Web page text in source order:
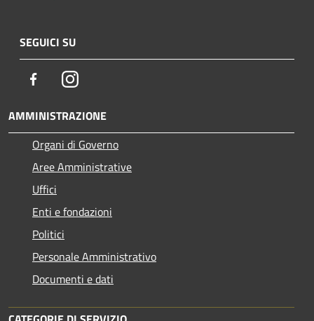
SEGUICI SU
FacebookInstagram
AMMINISTRAZIONE
Organi di Governo
Aree Amministrative
Uffici
Enti e fondazioni
Politici
Personale Amministrativo
Documenti e dati